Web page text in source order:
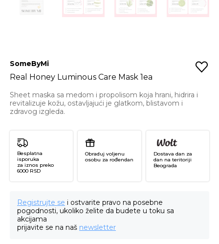
SomeByMi
Real Honey Luminous Care Mask 1ea
Sheet maska sa medom i propolisom koja hrani, hidrira i
revitalizuje kožu, ostavljajući je glatkom, blistavom i
zdravog izgleda.
Besplatna
isporuka
za iznos preko
6000 RSD
Obraduj voljenu
osobu za rođendan
Dostava dan za
dan na teritoriji
Beograda
Registrujte se i ostvarite pravo na posebne
pogodnosti, ukoliko želite da budete u toku sa
akcijama
prijavite se na naš newsletter